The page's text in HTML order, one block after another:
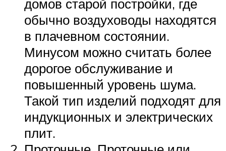
домов старой постройки, где
обычно воздуховоды находятся
в плачевном состоянии.
Минусом можно считать более
дорогое обслуживание и
повышенный уровень шума.
Такой тип изделий подходят для
индукционных и электрических
плит.